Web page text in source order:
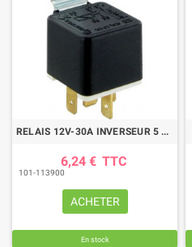
RELAIS 12V-30A INVERSEUR 5 BORNES
6,24 € TTC
101-113900
ACHETER
En stock